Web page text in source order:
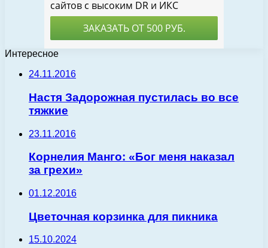
Интересное
24.11.2016
Настя Задорожная пустилась во все
тяжкие
23.11.2016
Корнелия Манго: «Бог меня наказал
за грехи»
01.12.2016
Цветочная корзинка для пикника
15.10.2024